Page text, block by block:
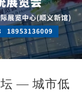
坛 — 城市低